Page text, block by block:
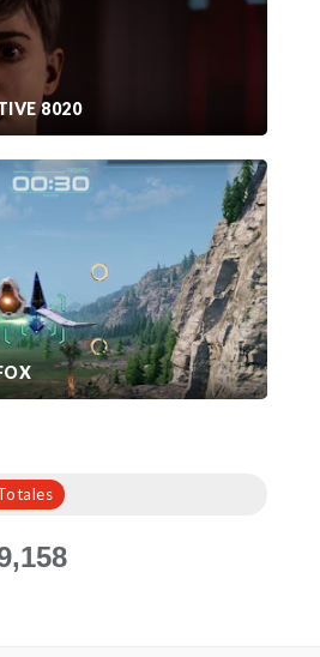
8020